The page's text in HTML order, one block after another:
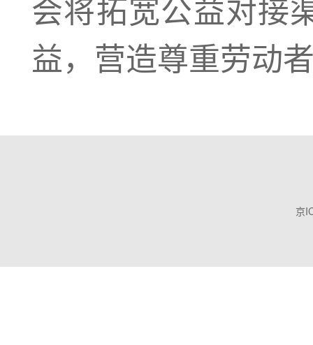
会将拓宽公益对接
益，营造尊重劳动
京